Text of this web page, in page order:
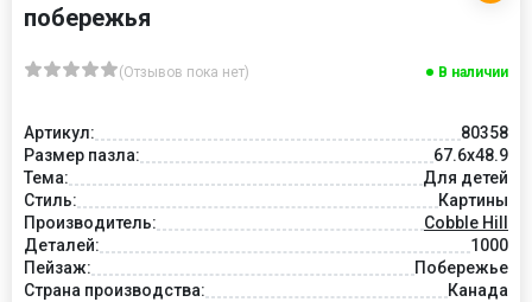
побережья
(Отзывов пока нет) В наличии
Артикул:
80358
Размер пазла:
67.6x48.9
Тема:
Для детей
Стиль:
Картины
Производитель:
Cobble Hill
Деталей:
1000
Пейзаж:
Побережье
Страна производства:
Канада